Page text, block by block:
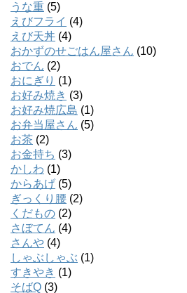
うな重 (5)
えびフライ (4)
えび天丼 (4)
おかずのせごはん屋さん (10)
おでん (2)
おにぎり (1)
お好み焼き (3)
お好み焼広島 (1)
お弁当屋さん (5)
お茶 (2)
お金持ち (3)
かしわ (1)
からあげ (5)
ぎっくり腰 (2)
くだもの (2)
さぼてん (4)
さんや (4)
しゃぶしゃぶ (1)
すきやき (1)
そばQ (3)